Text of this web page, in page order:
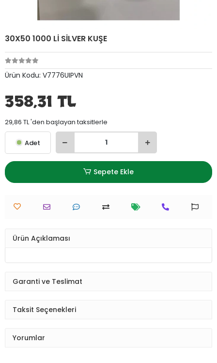
30X50 1000 Lİ SİLVER KUŞE
Ürün Kodu: V7776UIPVN
358,31 TL
29,86 TL 'den başlayan taksitlerle
Adet
Sepete Ekle
Ürün Açıklaması
Garanti ve Teslimat
Taksit Seçenekleri
Yorumlar